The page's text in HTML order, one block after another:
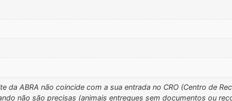
da ABRA não coincide com a sua entrada no CRO (Centro de
não são precisas (animais entregues sem documentos ou